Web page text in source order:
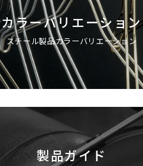
カラーバリエーション
スチール製品カラーバリエーション
製品ガイド